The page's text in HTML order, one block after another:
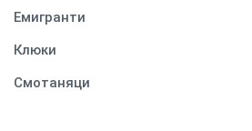
Емигранти
Клюки
Смотаняци